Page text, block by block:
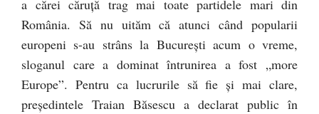
a cărei căruță trag mai toate partidele mari din
România. Să nu uităm că atunci când popularii
europeni s-au strâns la București acum o vreme,
sloganul care a dominat întrunirea a fost „more
Europe”. Pentru ca lucrurile să fie și mai clare,
președintele Traian Băsescu a declarat public în